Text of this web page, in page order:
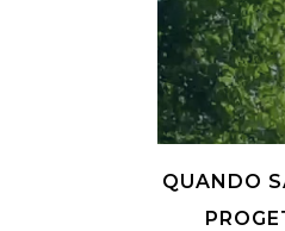
QUANDO